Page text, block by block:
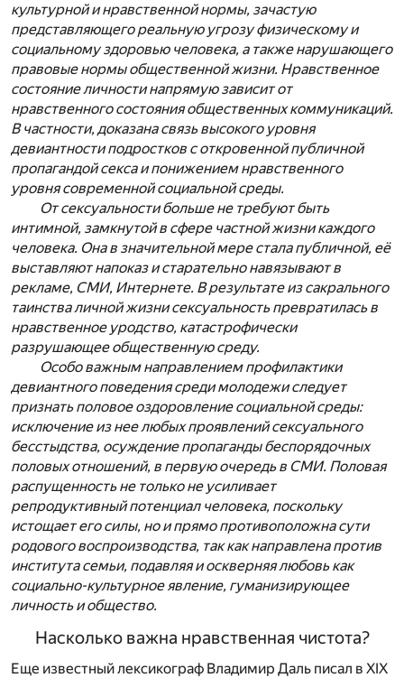
культурной и нравственной нормы, зачастую
представляющего реальную угрозу физическому и
социальному здоровью человека, а также нарушающего
правовые нормы общественной жизни. Нравственное
состояние личности напрямую зависит от
нравственного состояния общественных коммуникаций.
В частности, доказана связь высокого уровня
девиантности подростков с откровенной публичной
пропагандой секса и понижением нравственного
уровня современной социальной среды.
От сексуальности больше не требуют быть
интимной, замкнутой в сфере частной жизни каждого
человека. Она в значительной мере стала публичной, её
выставляют напоказ и старательно навязывают в
рекламе, СМИ, Интернете. В результате из сакрального
таинства личной жизни сексуальность превратилась в
нравственное уродство, катастрофически
разрушающее общественную среду.
Особо важным направлением профилактики
девиантного поведения среди молодежи следует
признать половое оздоровление социальной среды:
исключение из нее любых проявлений сексуального
бесстыдства, осуждение пропаганды беспорядочных
половых отношений, в первую очередь в СМИ. Половая
распущенность не только не усиливает
репродуктивный потенциал человека, поскольку
истощает его силы, но и прямо противоположна сути
родового воспроизводства, так как направлена против
института семьи, подавляя и оскверняя любовь как
социально-культурное явление, гуманизирующее
личность и общество.
Насколько важна нравственная чистота?
Еще известный лексикограф Владимир Даль писал в XIX